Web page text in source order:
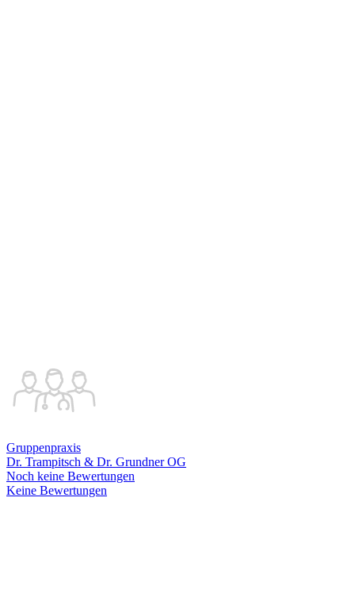
Gruppenpraxis
Dr. Trampitsch & Dr. Grundner OG
Noch keine Bewertungen
Keine Bewertungen